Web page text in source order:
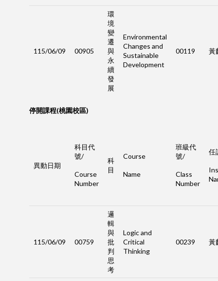
115/06/09 00905
環
境
變
遷
與
永
續
發
展
Environmental
Changes and
Sustainable
Development
00119 黃
停開課程(桃園校區)
異動日期
科目代
號/
Course
Number
科
目
Course
Name
班級代
號/
Class
Number
任
115/06/09 00759
邏
輯
與
批
判
思
考
Logic and
Critical
Thinking
00239 黃